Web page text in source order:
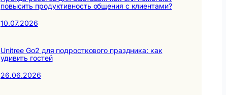
повысить продуктивность общения с клиентами?
10.07.2026
Unitree Go2 для подросткового праздника: как
удивить гостей
26.06.2026